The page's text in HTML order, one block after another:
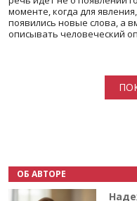
моменте, когда для
появились новые слова, а
описывать человеческий
ОБ АВТОРЕ